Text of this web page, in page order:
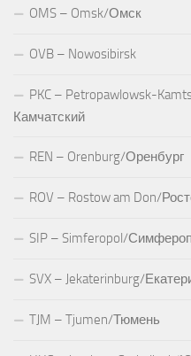
OMS – Omsk/Омск
OVB – Nowosibirsk
PKC – Petropawlowsk-
Камчатский
REN – Orenburg/Оренбург
ROV – Rostow am Don/
SIP – Simferopol/
SVX – Jekaterinburg/
TJM – Tjumen/Тюмень